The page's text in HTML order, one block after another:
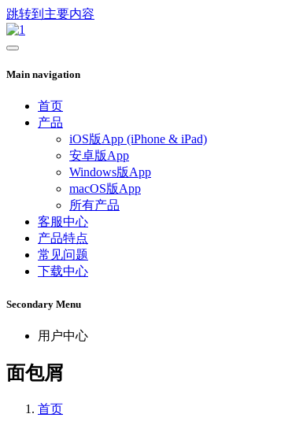
跳转到主要内容
Main navigation
首页
产品
iOS版App (iPhone & iPad)
安卓版App
Windows版App
macOS版App
所有产品
客服中心
产品特点
常见问题
下载中心
Secondary Menu
用户中心
面包屑
首页